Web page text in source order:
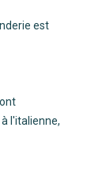
est
l'italienne,